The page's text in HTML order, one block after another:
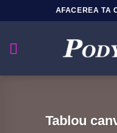
la
AFACEREA TA
Tablou